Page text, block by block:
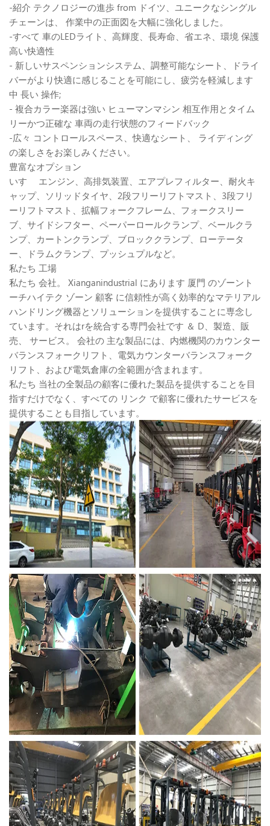
-紹介 テクノロジーの進歩 from ドイツ、ユニークなシングル
チェーンは、 作業中の正面図を大幅に強化しました。
-すべて 車のLEDライト、高輝度、長寿命、省エネ、環境 保護
高い快適性
- 新しいサスペンションシステム、調整可能なシート、ドライ
バーがより快適に感じることを可能にし、疲労を軽減します
中 長い 操作;
- 複合カラー楽器は強い ヒューマンマシン 相互作用とタイム
リーかつ正確な 車両の走行状態のフィードバック
-広々 コントロールスペース、快適なシート、 ライディング
の楽しさをお楽しみください。
豊富なオプション
いすゞ エンジン、高排気装置、エアプレフィルター、耐火キ
ャップ、ソリッドタイヤ、2段フリーリフトマスト、3段フリ
ーリフトマスト、拡幅フォークフレーム、フォークスリー
ブ、サイドシフター、ペーパーロールクランプ、ベールクラ
ンプ、カートンクランプ、ブロッククランプ、ローテータ
ー、ドラムクランプ、プッシュプルなど。
私たち 工場
私たち 会社。 Xianganindustrial にあります 厦門 のゾーント
ーチハイテク ゾーン 顧客 に信頼性が高く効率的なマテリアル
ハンドリング機器とソリューションを提供することに専念し
ています。それはrを統合する専門会社です ＆ D、製造、販
売、 サービス。 会社の 主な製品には、内燃機関のカウンター
バランスフォークリフト、電気カウンターバランスフォーク
リフト、および電気倉庫の全範囲が含まれます。
私たち 当社の全製品の顧客に優れた製品を提供することを目
指すだけでなく、すべての リンク で顧客に優れたサービスを
提供することも目指しています。